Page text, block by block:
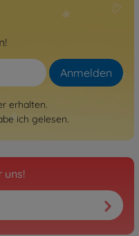
Anmelden
erhalten.
ich gelesen.
uns!